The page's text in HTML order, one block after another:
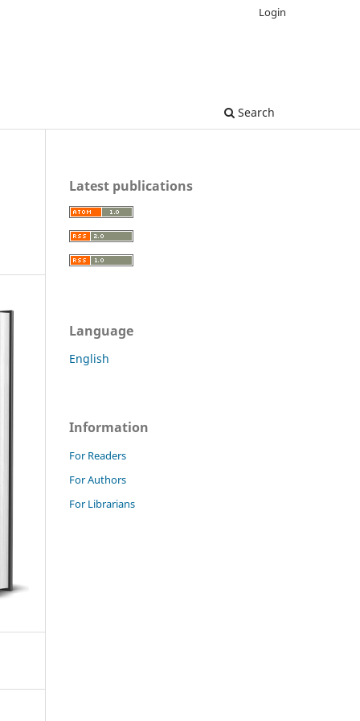
Search
Login
Latest publications
Language
English
Information
For Readers
For Authors
For Librarians